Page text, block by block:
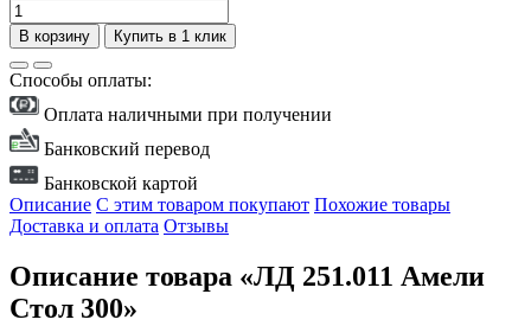
В корзину Купить в 1 клик
Способы оплаты:
Оплата наличными при получении
Банковский перевод
Банковской картой
Описание С этим товаром покупают Похожие товары
Доставка и оплата Отзывы
Описание товара «ЛД 251.011 Амели
Стол 300»